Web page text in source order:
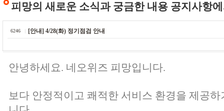
피망의 새로운 소식과 궁금한 내용 공지사항
6246 [안내] 4/28(화) 정기점검 안내
안녕하세요. 네오위즈 피망입니다.
보다 안정적이고 쾌적한 서비스 환경을 제공